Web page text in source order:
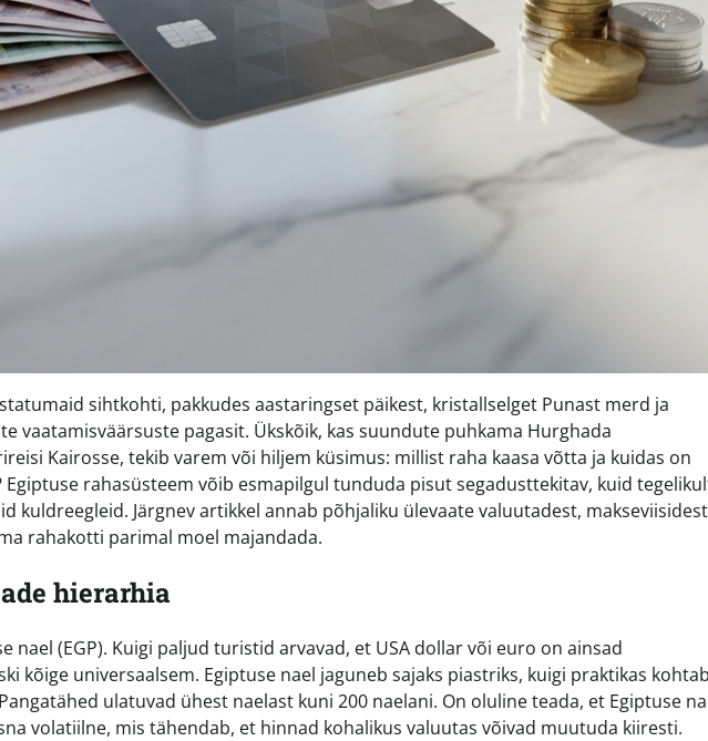
sihtkohti, pakkudes aastaringset päikest, kristallselget Punast merd ja
vaatamisväärsuste pagasit. Ükskõik, kas suundute puhkama Hurghada
Kairosse, tekib varem või hiljem küsimus: millist raha kaasa võtta ja kuidas on
rahasüsteem võib esmapilgul tunduda pisut segadusttekitav, kuid
kuldreegleid. Järgnev artikkel annab põhjaliku ülevaate valuutadest,
rahakotti parimal moel majandada.
hierarhia
nael (EGP). Kuigi paljud turistid arvavad, et USA dollar või euro on ainsad
kõige universaalsem. Egiptuse nael jaguneb sajaks piastriks, kuigi praktikas kohtab
ulatuvad ühest naelast kuni 200 naelani. On oluline teada, et Egiptuse
volatiilne, mis tähendab, et hinnad kohalikus valuutas võivad muutuda kiiresti.